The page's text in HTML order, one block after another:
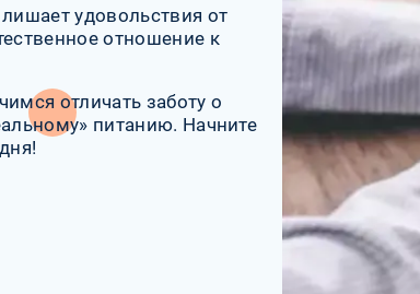
удовольствия от
отношение к
отличать заботу о
питанию. Начните